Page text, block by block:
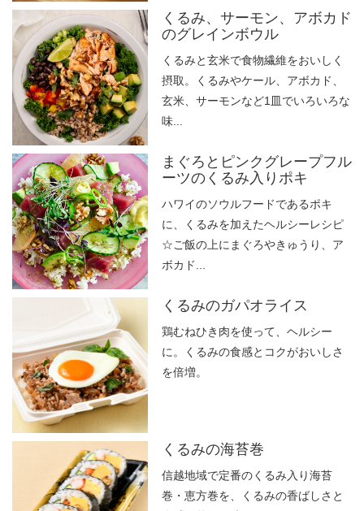
くるみ、サーモン、アボカド
のグレインボウル
くるみと玄米で食物繊維をおいしく
摂取。くるみやケール、アボカド、
玄米、サーモンなど1皿でいろいろな
味...
まぐろとピンクグレープフル
ーツのくるみ入りポキ
ハワイのソウルフードであるポキ
に、くるみを加えたヘルシーレシピ
☆ご飯の上にまぐろやきゅうり、ア
ボカド...
くるみのガパオライス
鶏むねひき肉を使って、ヘルシー
に。くるみの食感とコクがおいしさ
を倍増。
くるみの海苔巻
信越地域で定番のくるみ入り海苔
巻・恵方巻を、くるみの香ばしさと